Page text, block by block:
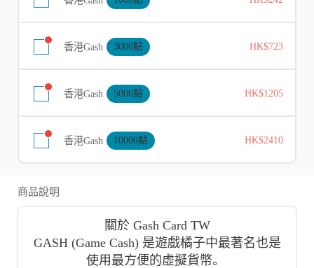
香港Gash 3000點 HK$723
香港Gash 5000點 HK$1205
香港Gash 10000點 HK$2410
商品說明
關於 Gash Card TW
GASH (Game Cash) 是遊戲橘子中最著名也是
使用最方便的虛擬貨幣。